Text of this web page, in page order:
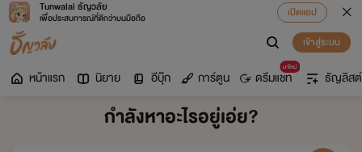
Tunwalai ธัญวลัย
เพื่อประสบการณ์ที่ดีกว่าบนมือถือ
เปิดแอป
เข้าสู่ระบบ
หน้าแรก นิยาย อีบุ๊ก การ์ตูน
มาใหม่
ดรีมแชท ธัญลิสต์
กำลังหาอะไรอยู่เอ่ย?